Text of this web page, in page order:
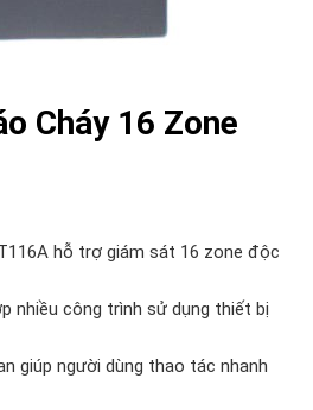
Cháy 16 Zone
hỗ trợ giám sát 16 zone độc
nhiều công trình sử dụng thiết bị
giúp người dùng thao tác nhanh